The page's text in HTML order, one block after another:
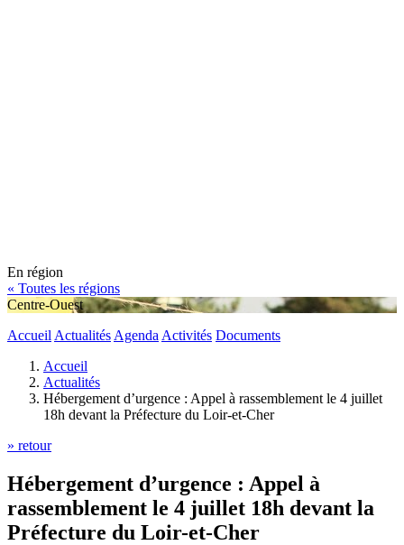
En région
« Toutes les régions
Centre-Ouest
Accueil Actualités Agenda Activités Documents
Accueil
Actualités
Hébergement d’urgence : Appel à rassemblement le 4 juillet
18h devant la Préfecture du Loir-et-Cher
» retour
Hébergement d’urgence : Appel à
rassemblement le 4 juillet 18h devant la
Préfecture du Loir-et-Cher